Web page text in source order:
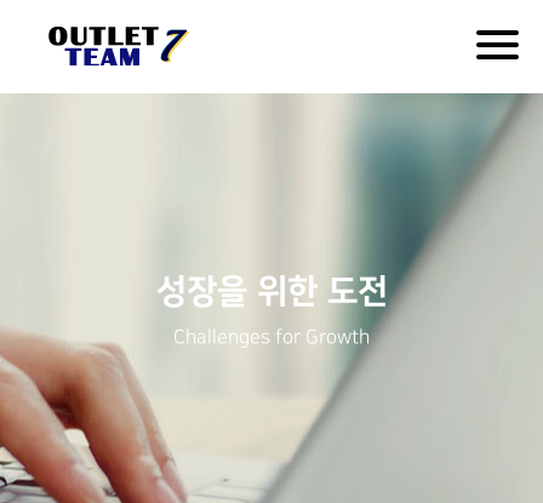
성장을 위한 도전
Challenges for Growth